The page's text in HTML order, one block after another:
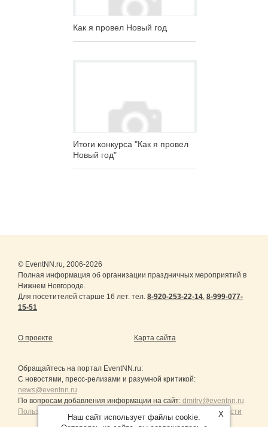
Как я провел Новый год
Итоги конкурса "Как я провел
Новый год"
© EventNN.ru, 2006-2026
Полная информация об организации праздничных мероприятий в
Нижнем Новгороде.
Для посетителей старше 16 лет. тел. 8-920-253-22-14, 8-999-077-
15-51
О проекте Карта сайта
Обращайтесь на портал EventNN.ru:
С новостями, пресс-релизами и разумной критикой:
news@eventnn.ru
По вопросам добавления информации на сайт: dmitry@eventnn.ru
Пользовательское Соглашение и политика конфиденциальности
X
Наш сайт использует файлы cookie.